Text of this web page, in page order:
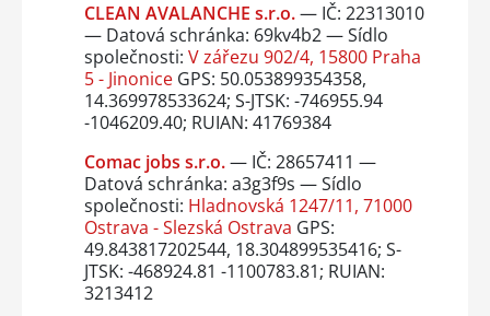
CLEAN AVALANCHE s.r.o.— IČ: 22313010
— Datová schránka: 69kv4b2 — Sídlo
společnosti: V zářezu 902/4, 15800 Praha
5 - JinoniceGPS: 50.053899354358,
14.369978533624; S-JTSK: -746955.94
-1046209.40; RUIAN: 41769384
Comac jobs s.r.o.— IČ: 28657411 —
Datová schránka: a3g3f9s — Sídlo
společnosti: Hladnovská 1247/11, 71000
Ostrava - Slezská Ostrava GPS:
49.843817202544, 18.304899535416; S-
JTSK: -468924.81 -1100783.81; RUIAN:
3213412